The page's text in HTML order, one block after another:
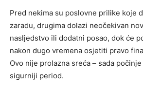
Pred nekima su poslovne prilike koje
zaradu, drugima dolazi neočekivan
nasljedstvo ili dodatni posao, dok će
nakon dugo vremena osjetiti pravo
Ovo nije prolazna sreća – sada
sigurniji period.